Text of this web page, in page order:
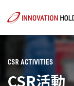
CSR ACTIVITIES
CSR活動